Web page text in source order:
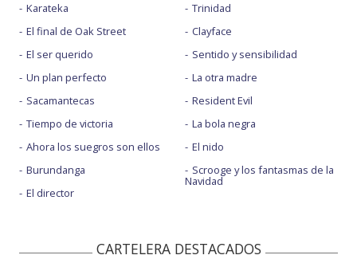
Karateka
El final de Oak Street
El ser querido
Un plan perfecto
Sacamantecas
Tiempo de victoria
Ahora los suegros son ellos
Burundanga
El director
Trinidad
Clayface
Sentido y sensibilidad
La otra madre
Resident Evil
La bola negra
El nido
Scrooge y los fantasmas de la
Navidad
CARTELERA DESTACADOS